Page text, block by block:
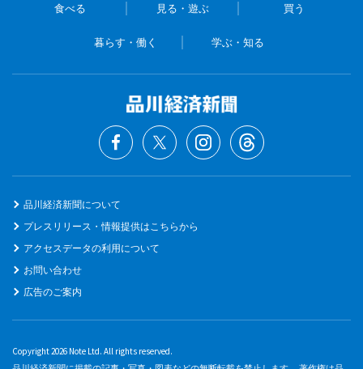
食べる 見る・遊ぶ 買う
暮らす・働く 学ぶ・知る
品川経済新聞について
プレスリリース・情報提供はこちらから
アクセスデータの利用について
お問い合わせ
広告のご案内
Copyright 2026 Note Ltd. All rights reserved.